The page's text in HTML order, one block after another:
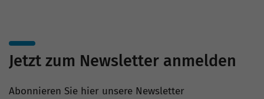
Jetzt zum Newsletter anmelden
Abonnieren Sie hier unsere Newsletter